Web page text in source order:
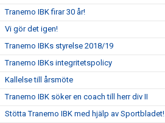
Tranemo IBK firar 30 år!
Vi gör det igen!
Tranemo IBKs styrelse 2018/19
Tranemo IBKs integritetspolicy
Kallelse till årsmöte
Tranemo IBK söker en coach till herr div II
Stötta Tranemo IBK med hjälp av Sportbladet!